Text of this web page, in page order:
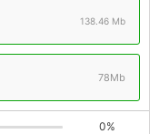
138.46 Mb
78Mb
0%